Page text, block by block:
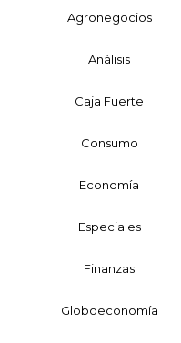
Agronegocios
Análisis
Caja Fuerte
Consumo
Economía
Especiales
Finanzas
Globoeconomía